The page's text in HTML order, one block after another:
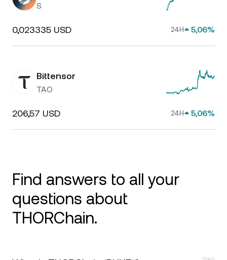
S
0,023335 USD 24H 5,06%
Bittensor
TAO
206,57 USD 24H 5,06%
Find answers to all your
questions about
THORChain.